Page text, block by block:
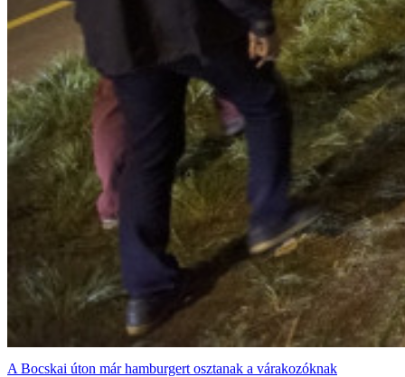
A Bocskai úton már hamburgert osztanak a várakozóknak